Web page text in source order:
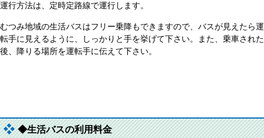
運行方法は、定時定路線で運行します。
むつみ地域の生活バスはフリー乗降もできますので、バスが見えたら運
転手に見えるように、しっかりと手を挙げて下さい。また、乗車された
後、降りる場所を運転手に伝えて下さい。
◆生活バスの利用料金